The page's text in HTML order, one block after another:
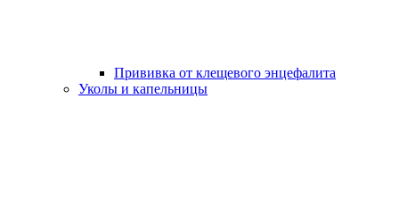
Прививка от клещевого энцефалита
Уколы и капельницы